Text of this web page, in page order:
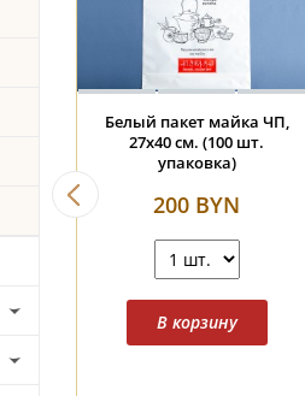
Пиала #2364, "Котёнок в
траве", 90 мл., фарфор
185 BYN